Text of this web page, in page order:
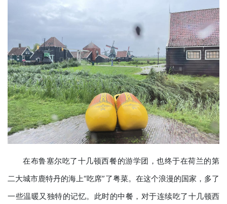
在布鲁塞尔吃了十几顿西餐的游学团，也终于在荷兰的第
二大城市鹿特丹的海上“吃席”了粤菜。在这个浪漫的国家，多了
一些温暖又独特的记忆。此时的中餐，对于连续吃了十几顿西